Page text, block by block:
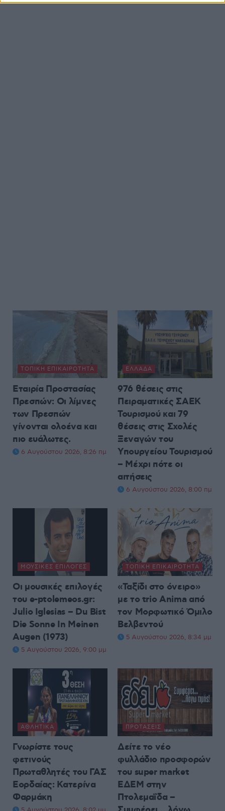
ΤΟΠΙΚΉ ΕΠΙΚΑΙΡΌΤΗΤΑ
Εταιρία Προστασίας
Πρεσπών: Οι λίμνες
των Πρεσπών
γίνονται ολοένα και
πιο ευάλωτες.
6 Αυγούστου 2026, 8:26 πμ
ΕΛΛΆΔΑ
976 θέσεις στις
Πειραματικές ΣΑΕΚ
Τουρισμού και 79
θέσεις στις Σχολές
Ξεναγών του
Υπουργείου Τουρισμού
– Μέχρι πότε οι
αιτήσεις
6 Αυγούστου 2026, 8:00 πμ
ΜΟΥΣΙΚΈΣ ΕΠΙΛΟΓΈΣ
Οι μουσικές επιλογές
του e-ptolemeos.gr:
Julio Iglesias – Du Bist
Die Sonne In Meinen
Augen (1973)
5 Αυγούστου 2026, 9:00 μμ
ΤΟΠΙΚΉ ΕΠΙΚΑΙΡΌΤΗΤΑ
«Ταξίδι στο όνειρο»
με το trio Anima από
τον Μορφωτικό Όμιλο
Βελβεντού
5 Αυγούστου 2026, 8:34 μμ
ΑΘΛΗΤΙΚΆ
Γνωρίστε τους
φετινούς
Πρωταθλητές του ΓΑΣ
Εορδαίας: Κατερίνα
Φαρμάκη
ΠΡΟΤΆΣΕΙΣ
Δείτε το νέο
φυλλάδιο προσφορών
του super market
ΕΔΕΜ στην
Πτολεμαΐδα –